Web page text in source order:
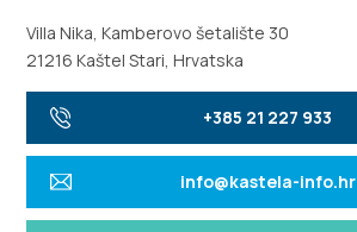
Villa Nika, Kamberovo šetalište 30
21216 Kaštel Stari, Hrvatska
+385 21 227 933
info@kastela-info.hr